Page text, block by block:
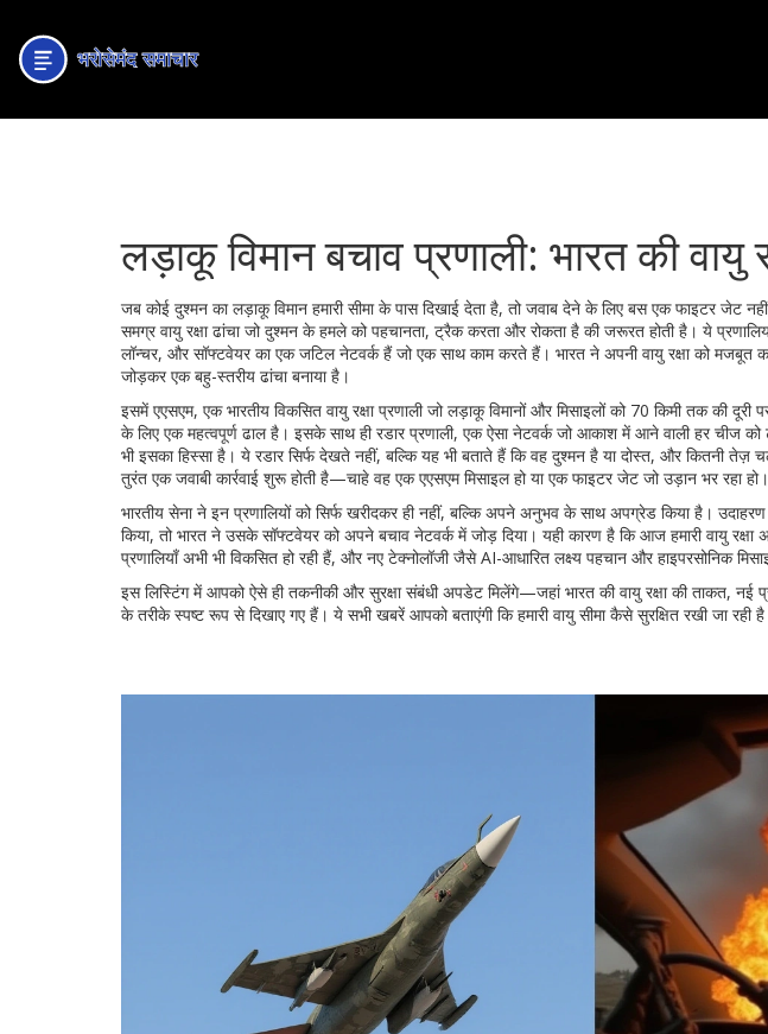
लड़ाकू विमान बचाव प्रणाली: भारत की वायु
जब कोई दुश्मन का लड़ाकू विमान हमारी सीमा के पास दिखाई देता है, तो जवाब देने के लिए बस एक फाइटर जेट
समग्र वायु रक्षा ढांचा जो दुश्मन के हमले को पहचानता, ट्रैक करता और रोकता है की जरूरत होती है। ये
लॉन्चर, और सॉफ्टवेयर का एक जटिल नेटवर्क हैं जो एक साथ काम करते हैं। भारत ने अपनी वायु रक्षा को
जोड़कर एक बहु-स्तरीय ढांचा बनाया है।
इसमेंएएसएम, एक भारतीय विकसित वायु रक्षा प्रणाली जो लड़ाकू विमानों और मिसाइलों को 70 किमी तक की
के लिए एक महत्वपूर्ण ढाल है। इसके साथ हीरडार प्रणाली, एक ऐसा नेटवर्क जो आकाश में आने वाली हर चीज को
भी इसका हिस्सा है। ये रडार सिर्फ देखते नहीं, बल्कि यह भी बताते हैं कि वह दुश्मन है या दोस्त, और कितनी तेज़
तुरंत एक जवाबी कार्रवाई शुरू होती है—चाहे वह एक एएसएम मिसाइल हो या एक फाइटर जेट जो उड़ान भर रहा हो।
भारतीय सेना ने इन प्रणालियों को सिर्फ खरीदकर ही नहीं, बल्कि अपने अनुभव के साथ अपग्रेड किया है।
किया, तो भारत ने उसके सॉफ्टवेयर को अपने बचाव नेटवर्क में जोड़ दिया। यही कारण है कि आज हमारी वायु रक्षा
प्रणालियाँ अभी भी विकसित हो रही हैं, और नए टेक्नोलॉजी जैसे AI-आधारित लक्ष्य पहचान और हाइपरसोनिक
इस लिस्टिंग में आपको ऐसे ही तकनीकी और सुरक्षा संबंधी अपडेट मिलेंगे—जहां भारत की वायु रक्षा की ताकत, नई
के तरीके स्पष्ट रूप से दिखाए गए हैं। ये सभी खबरें आपको बताएंगी कि हमारी वायु सीमा कैसे सुरक्षित रखी जा रही